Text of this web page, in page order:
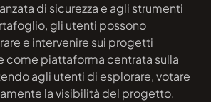
di sicurezza e agli strumenti
gli utenti possono
e intervenire sui progetti
come piattaforma centrata sulla
agli utenti di esplorare, votare
la visibilità del progetto.